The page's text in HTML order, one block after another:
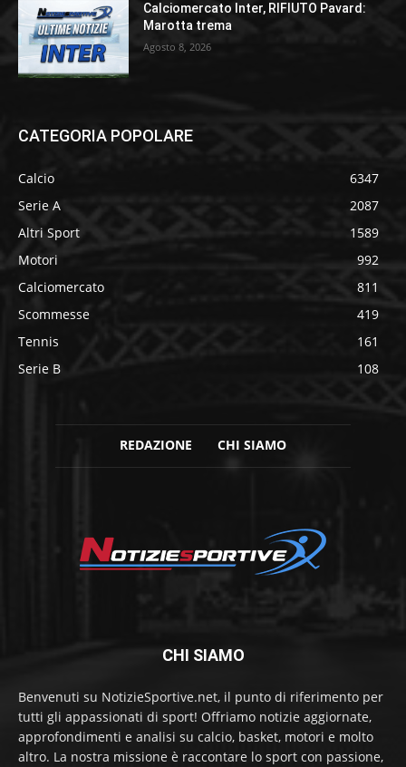
Calciomercato Inter, RIFIUTO Pavard:
Marotta trema
Agosto 8, 2026
CATEGORIA POPOLARE
Calcio
6347
Serie A
2087
Altri Sport
1589
Motori
992
Calciomercato
811
Scommesse
419
Tennis
161
Serie B
108
REDAZIONE CHI SIAMO
CHI SIAMO
Benvenuti su NotizieSportive.net, il punto di riferimento per
tutti gli appassionati di sport! Offriamo notizie aggiornate,
approfondimenti e analisi su calcio, basket, motori e molto
altro. La nostra missione è raccontare lo sport con passione,